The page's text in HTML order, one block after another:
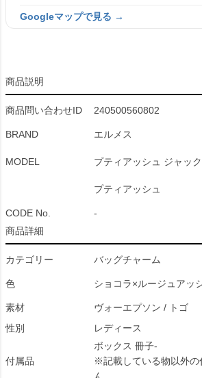
Googleマップで見る →
商品説明
商品問い合わせID 240500560802
BRAND エルメス
MODEL プティアッシュ ジャッ
プティアッシュ
CODE No.
-
商品詳細
カテゴリー バッグチャーム
色 ショコラ×ルージュアッ
素材
ヴォーエプソン / トゴ
性別
レディース
付属品
ボックス 冊子-
※記載している物以外の